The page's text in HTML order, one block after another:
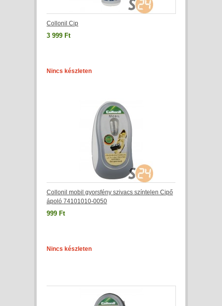
Collonil Cip
3 999 Ft
Nincs készleten
Collonil mobil gyorsfény szivacs színtelen Cipő
ápoló 74101010-0050
999 Ft
Nincs készleten